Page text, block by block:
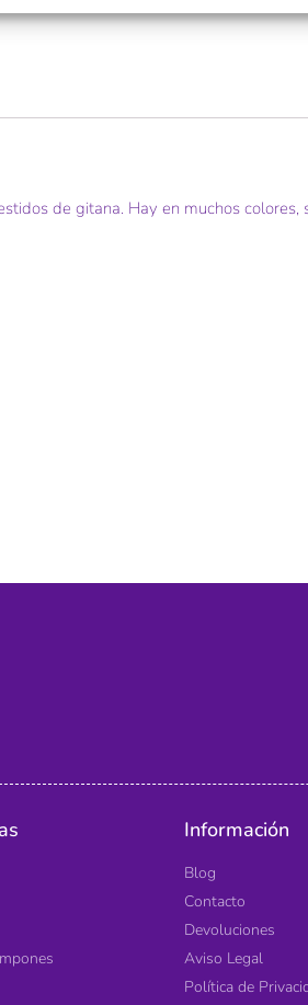
de gitana. Hay en muchos
Información
Blog
Contacto
Devoluciones
Aviso Legal
Política de